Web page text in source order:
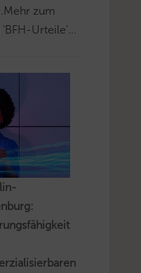
zum
'BFH-Urteile'...